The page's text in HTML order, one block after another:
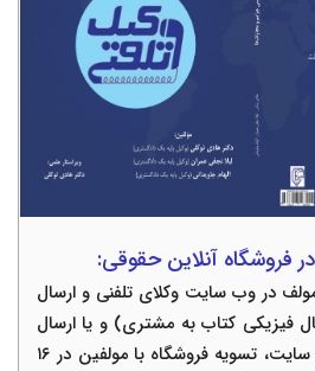
فروشگاه آنلاین حقوقی:
در وب سایت وکلای تلفنی و ارسال
فیزیکی کتاب به مشتری) و یا ارسال
تسویه فروشگاه با مولفین در ١ ۶